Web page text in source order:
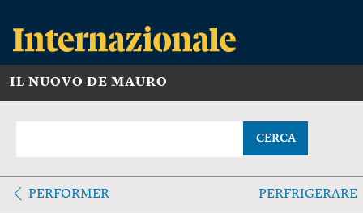
IL NUOVO DE MAURO
CERCA
PERFORMER PERFRIGERARE